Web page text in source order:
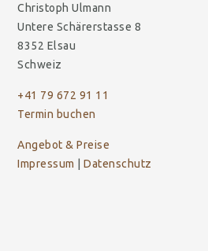
Christoph Ulmann
Untere Schärerstasse 8
8352 Elsau
Schweiz
+41 79 672 91 11
Termin buchen
Angebot & Preise
Impressum
Datenschutz